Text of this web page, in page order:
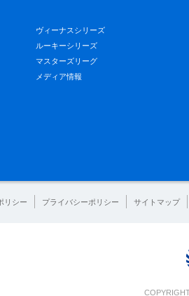
ヴィーナスシリーズ
ルーキーシリーズ
マスターズリーグ
メディア情報
リシー プライバシーポリシー サイトマップ